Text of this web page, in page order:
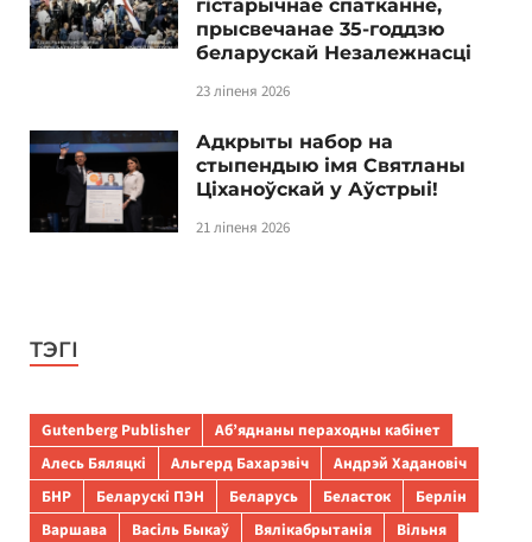
гістарычнае спатканне,
прысвечанае 35-годдзю
беларускай Незалежнасці
23 ліпеня 2026
Адкрыты набор на
стыпендыю імя Святланы
Ціханоўскай у Аўстрыі!
21 ліпеня 2026
ТЭГІ
Gutenberg Publisher
Аб’яднаны пераходны кабінет
Алесь Бяляцкі
Альгерд Бахарэвіч
Андрэй Хадановіч
БНР
Беларускі ПЭН Беларусь Беласток
Берлін
Варшава
Васіль Быкаў Вялікабрытанія
Вільня